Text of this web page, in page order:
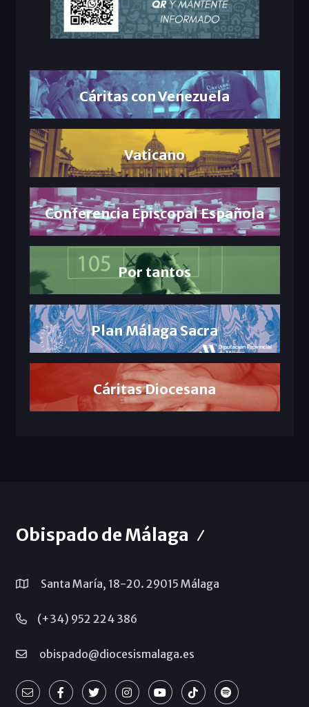
Cáritas con Venezuela
Vaticano
Conferencia Episcopal Española
Por tantos
Plan Málaga Sacra
Cáritas Diocesana
Obispado de Málaga
Santa María, 18-20. 29015 Málaga
(+34) 952 224 386
obispado@diocesismalaga.es